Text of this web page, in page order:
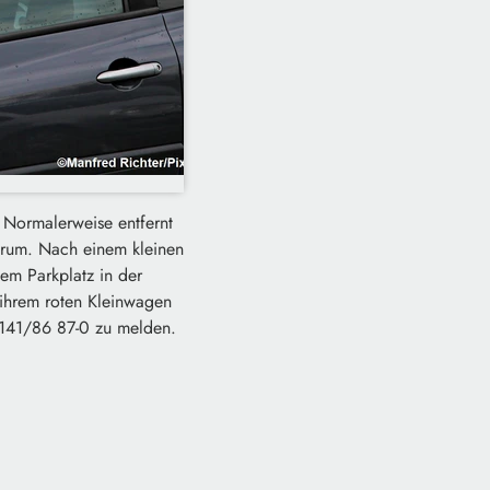
entfernt
Nach einem kleinen
Parkplatz in der
roten Kleinwagen
86 87-0 zu melden.